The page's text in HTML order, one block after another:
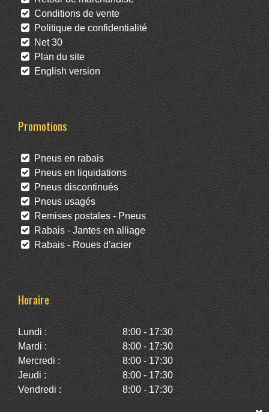
Conditions de vente
Politique de confidentialité
Net 30
Plan du site
English version
Promotions
Pneus en rabais
Pneus en liquidations
Pneus discontinués
Pneus usagés
Remises postales - Pneus
Rabais - Jantes en alliage
Rabais - Roues d'acier
Horaire
Lundi :
8:00 - 17:30
Mardi :
8:00 - 17:30
Mercredi :
8:00 - 17:30
Jeudi :
8:00 - 17:30
Vendredi :
8:00 - 17:30